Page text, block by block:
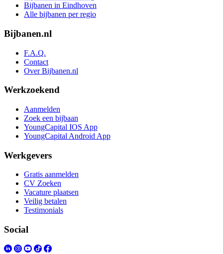
Bijbanen in Eindhoven
Alle bijbanen per regio
Bijbanen.nl
F.A.Q.
Contact
Over Bijbanen.nl
Werkzoekend
Aanmelden
Zoek een bijbaan
YoungCapital IOS App
YoungCapital Android App
Werkgevers
Gratis aanmelden
CV Zoeken
Vacature plaatsen
Veilig betalen
Testimonials
Social